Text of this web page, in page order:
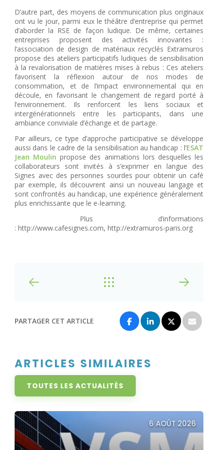
D’autre part, des moyens de communication plus originaux
ont vu le jour, parmi eux le théâtre d’entreprise qui permet
d’aborder la RSE de façon ludique. De même, certaines
entreprises proposent des activités innovantes :
l’association de design de matériaux recyclés Extramuros
propose des ateliers participatifs ludiques de sensibilisation
à la revalorisation de matières mises à rebus : Ces ateliers
favorisent la réflexion autour de nos modes de
consommation, et de l’impact environnemental qui en
découle, en favorisant le changement de regard porté à
l’environnement. Ils renforcent les liens sociaux et
intergénérationnels entre les participants, dans une
ambiance conviviale d’échange et de partage.
Par ailleurs, ce type d’approche participative se développe
aussi dans le cadre de la sensibilisation au handicap : l’ESAT
Jean Moulin propose des animations lors desquelles les
collaborateurs sont invités à s’exprimer en langue des
Signes avec des personnes sourdes pour obtenir un café
par exemple, ils découvrent ainsi un nouveau langage et
sont confrontés au handicap, une expérience généralement
plus enrichissante que le e-learning.
Plus d’informations
: http://www.cafesignes.com, http://extramuros-paris.org
PARTAGER CET ARTICLE
ARTICLES SIMILAIRES
TOUTES LES ACTUALITÉS
6 AOÛT 2026